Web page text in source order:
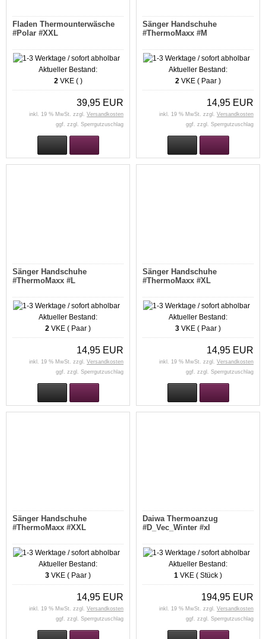
Fladen Thermounterwäsche
#Polar #XXL
Aktueller Bestand:
2 VKE ( )
39,95 EUR
inkl. 19 % MwSt. zzgl. Versandkosten
ggf. zzgl. Sperrgutzuschlag
Sänger Handschuhe
#ThermoMaxx #M
Aktueller Bestand:
2 VKE ( Paar )
14,95 EUR
inkl. 19 % MwSt. zzgl. Versandkosten
ggf. zzgl. Sperrgutzuschlag
Sänger Handschuhe
#ThermoMaxx #L
Aktueller Bestand:
2 VKE ( Paar )
14,95 EUR
inkl. 19 % MwSt. zzgl. Versandkosten
ggf. zzgl. Sperrgutzuschlag
Sänger Handschuhe
#ThermoMaxx #XL
Aktueller Bestand:
3 VKE ( Paar )
14,95 EUR
inkl. 19 % MwSt. zzgl. Versandkosten
ggf. zzgl. Sperrgutzuschlag
Sänger Handschuhe
#ThermoMaxx #XXL
Aktueller Bestand:
3 VKE ( Paar )
14,95 EUR
inkl. 19 % MwSt. zzgl. Versandkosten
ggf. zzgl. Sperrgutzuschlag
Daiwa Thermoanzug
#D_Vec_Winter #xl
Aktueller Bestand:
1 VKE ( Stück )
194,95 EUR
inkl. 19 % MwSt. zzgl. Versandkosten
ggf. zzgl. Sperrgutzuschlag